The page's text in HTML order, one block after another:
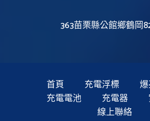
363苗栗縣公館鄉鶴岡
首頁 充電浮標
充電電池
充電器
線上聯絡